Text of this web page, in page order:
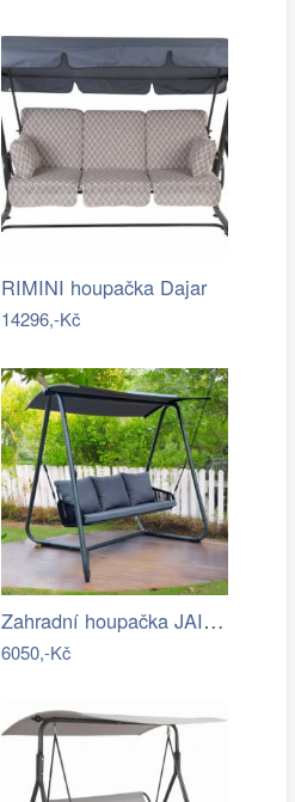
RIMINI houpačka Dajar
14296,-Kč
Zahradní houpačka JAIRA Tempo Kondela
6050,-Kč